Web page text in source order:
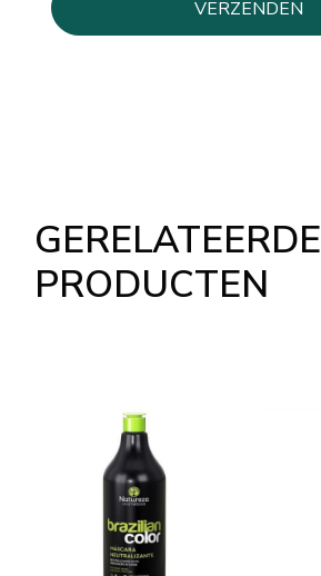
GERELATEERDE
PRODUCTEN